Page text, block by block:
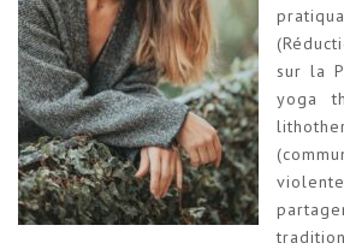
sur la
yoga